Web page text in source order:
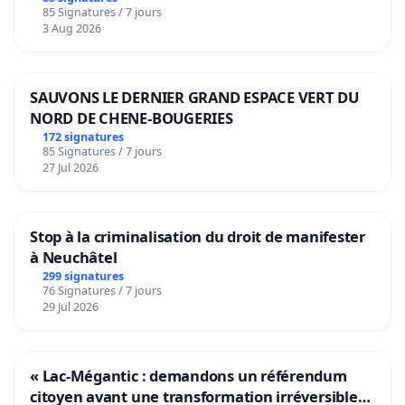
Voor
85 Signatures / 7 jours
3 Aug 2026
SAUVONS LE DERNIER GRAND ESPACE VERT DU
NORD DE CHENE-BOUGERIES
172 signatures
85 Signatures / 7 jours
27 Jul 2026
Stop à la criminalisation du droit de manifester
à Neuchâtel
299 signatures
76 Signatures / 7 jours
29 Jul 2026
« Lac-Mégantic : demandons un référendum
citoyen avant une transformation irréversible